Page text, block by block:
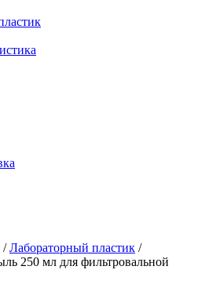
/Лабораторный пластик /
250 мл для фильтровальной